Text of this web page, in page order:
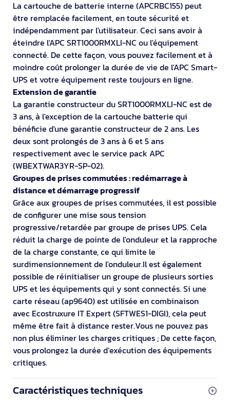
La cartouche de batterie interne (APCRBC155) peut
être remplacée facilement, en toute sécurité et
indépendamment par l'utilisateur. Ceci sans avoir à
éteindre l'APC SRT1000RMXLI-NC ou l'équipement
connecté. De cette façon, vous pouvez facilement et à
moindre coût prolonger la durée de vie de l'APC Smart-
UPS et votre équipement reste toujours en ligne.
Extension de garantie
La garantie constructeur du SRT1000RMXLI-NC est de
3 ans, à l'exception de la cartouche batterie qui
bénéficie d'une garantie constructeur de 2 ans. Les
deux sont prolongés de 3 ans à 6 et 5 ans
respectivement avec le service pack APC
(WBEXTWAR3YR-SP-02).
Groupes de prises commutées : redémarrage à
distance et démarrage progressif
Grâce aux groupes de prises commutées, il est possible
de configurer une mise sous tension
progressive/retardée par groupe de prises UPS. Cela
réduit la charge de pointe de l'onduleur et la rapproche
de la charge constante, ce qui limite le
surdimensionnement de l'onduleur.Il est également
possible de réinitialiser un groupe de plusieurs sorties
UPS et les équipements qui y sont connectés. Si une
carte réseau (ap9640) est utilisée en combinaison
avec Ecostruxure IT Expert (SFTWES1-DIGI), cela peut
même être fait à distance rester.Vous ne pouvez pas
non plus éliminer les charges critiques ; De cette façon,
vous prolongez la durée d’exécution des équipements
critiques.
Caractéristiques techniques